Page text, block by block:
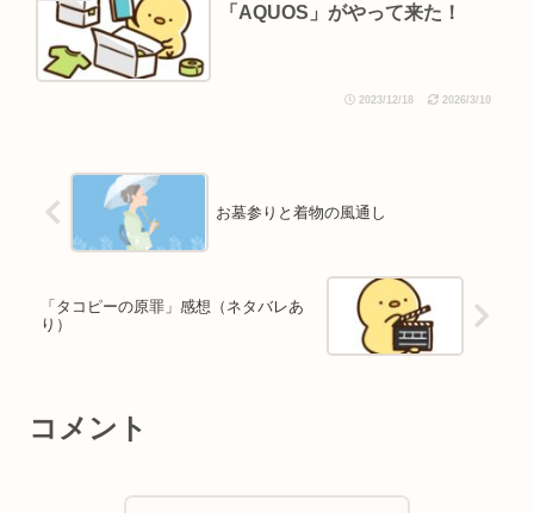
「AQUOS」がやって来た！
2023/12/18 2026/3/10
お墓参りと着物の風通し
「タコピーの原罪」感想（ネタバレあ
り）
コメント